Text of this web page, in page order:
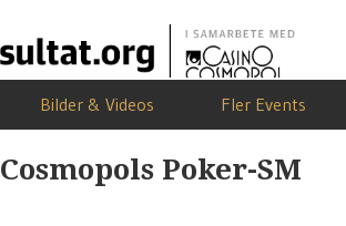
Bilder & Videos Fler Events
Cosmopols Poker-SM